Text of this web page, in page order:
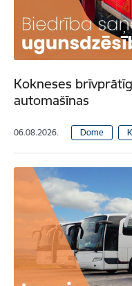
Kokneses
automašīnas
06.08.2026. Dome